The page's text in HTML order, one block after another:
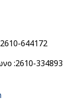
644172
:2610-334893